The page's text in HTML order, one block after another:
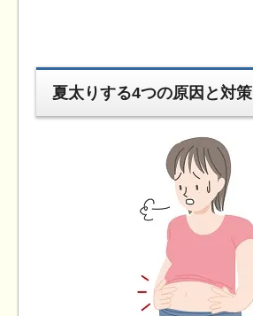
夏太りする4つの原因と対策